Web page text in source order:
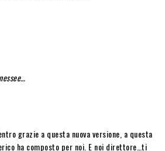
grazie a questa nuova versione, a questa
ha composto per noi. E noi direttore…ti